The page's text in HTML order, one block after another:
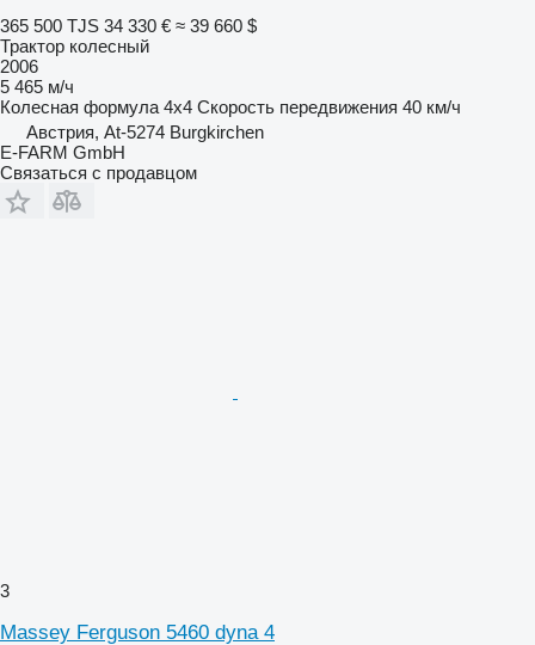
365 500 TJS 34 330 € ≈ 39 660 $
Трактор колесный
2006
5 465 м/ч
Колесная формула 4x4 Скорость передвижения 40 км/ч
Австрия, At-5274 Burgkirchen
E-FARM GmbH
Связаться с продавцом
3
Massey Ferguson 5460 dyna 4